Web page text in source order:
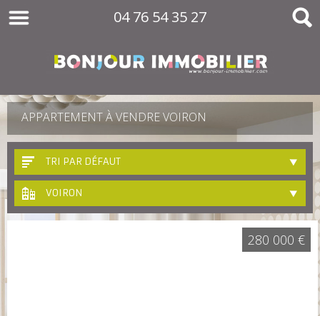
04 76 54 35 27
APPARTEMENT À VENDRE VOIRON
TRI PAR DÉFAUT
VOIRON
280 000 €